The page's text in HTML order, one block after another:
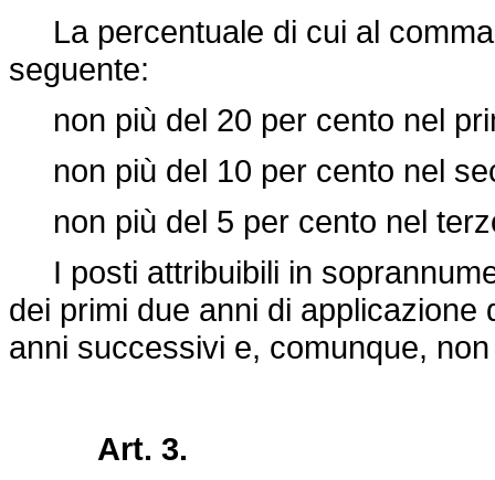
La percentuale di cui al
seguente:
non più del 20 per cento nel
non più del 10 per cento nel
non più del 5 per cento nel
I posti attribuibili in
dei primi due anni di
anni successivi e, comunque,
Art. 3.